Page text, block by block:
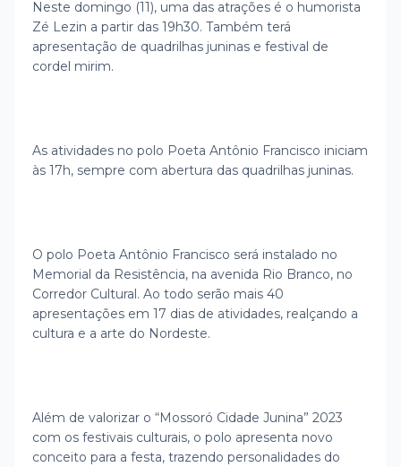
Neste domingo (11), uma das atrações é o humorista
Zé Lezin a partir das 19h30. Também terá
apresentação de quadrilhas juninas e festival de
cordel mirim.
As atividades no polo Poeta Antônio Francisco iniciam
às 17h, sempre com abertura das quadrilhas juninas.
O polo Poeta Antônio Francisco será instalado no
Memorial da Resistência, na avenida Rio Branco, no
Corredor Cultural. Ao todo serão mais 40
apresentações em 17 dias de atividades, realçando a
cultura e a arte do Nordeste.
Além de valorizar o “Mossoró Cidade Junina” 2023
com os festivais culturais, o polo apresenta novo
conceito para a festa, trazendo personalidades do